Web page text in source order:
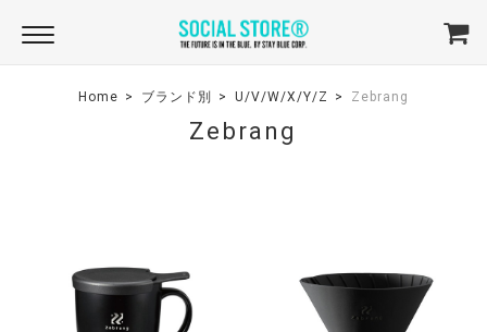
Home ブランド別 U/V/W/X/Y/Z Zebrang
Zebrang